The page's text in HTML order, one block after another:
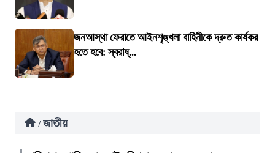
জনআস্থা ফেরাতে আইনশৃঙ্খলা বাহিনীকে দ্রুত কার্যকর
হতে হবে: স্বরাষ্...
/ জাতীয়